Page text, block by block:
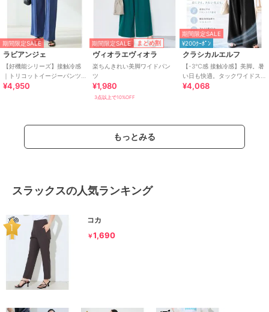
期間限定SALE
ラビアンジェ
【好機能シリーズ】接触冷感
｜トリコットイージーパンツ
｜楽なのに美脚/ストレッチ/セ
¥4,950
期間限定SALE まとめ割
ヴィオラエヴィオラ
楽ちんきれい美脚ワイドパン
ツ
¥1,980
3点以上で10%OFF
期間限定SALE
¥200ｸｰﾎﾟﾝ
クラシカルエルフ
【-3℃感 接触冷感】美脚。暑
い日も快適。タックワイドス
トレートイージーパンツ
¥4,068
もっとみる
スラックスの人気ランキング
コカ
￥1,690